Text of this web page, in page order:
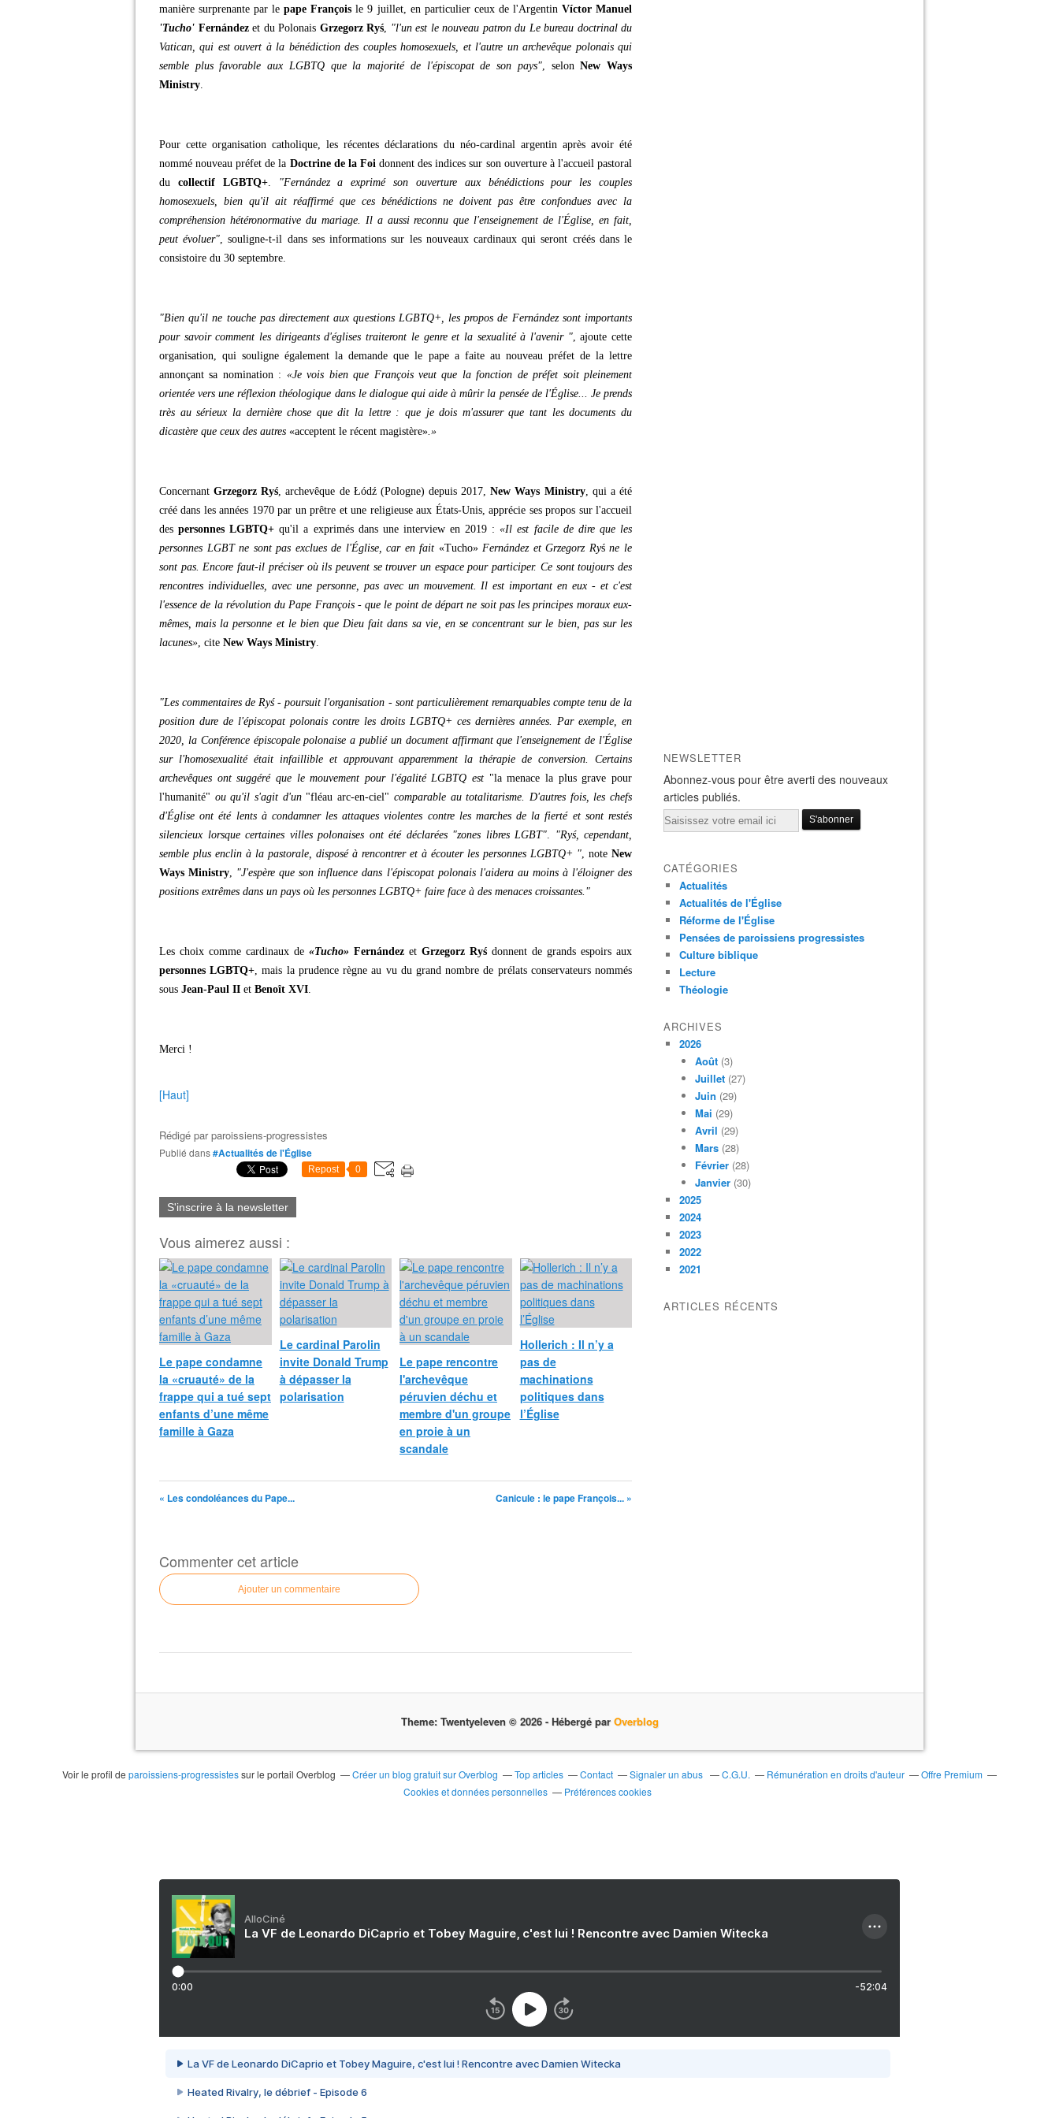
manière surprenante par lepape François le 9 juillet, en particulier ceux de l'Argentin Víctor Manuel
'Tucho' Fernándezet du Polonais Grzegorz Ryś, "l'un est le nouveau patron du Le bureau doctrinal du
Vatican, qui est ouvert à la bénédiction des couples homosexuels, et l'autre un archevêque polonais qui
semble plus favorable aux LGBTQ que la majorité de l'épiscopat de son pays", selonNew Ways
Ministry.
Pour cette organisation catholique, les récentes déclarations du néo-cardinal argentin après avoir été
nommé nouveau préfet de la Doctrine de la Foidonnent des indices sur son ouverture à l'accueil pastoral
du collectif LGBTQ+. "Fernández a exprimé son ouverture aux bénédictions pour les couples
homosexuels, bien qu'il ait réaffirmé que ces bénédictions ne doivent pas être confondues avec la
compréhension hétéronormative du mariage. Il a aussi reconnu que l'enseignement de l'Église, en fait,
peut évoluer", souligne-t-il dans ses informations sur les nouveaux cardinaux qui seront créés dans le
consistoire du 30 septembre.
"Bien qu'il ne touche pas directement aux questions LGBTQ+, les propos de Fernández sont importants
pour savoir comment les dirigeants d'églises traiteront le genre et la sexualité à l'avenir ", ajoute cette
organisation, qui souligne également la demande que le pape a faite au nouveau préfet de la lettre
annonçant sa nomination : «Je vois bien que François veut que la fonction de préfet soit pleinement
orientée vers une réflexion théologique dans le dialogue qui aide à mûrir la pensée de l'Église... Je prends
très au sérieux la dernière chose que dit la lettre : que je dois m'assurer que tant les documents du
dicastère que ceux des autres «acceptent le récent magistère».»
ConcernantGrzegorz Ryś, archevêque de Łódź (Pologne) depuis 2017,New Ways Ministry, qui a été
créé dans les années 1970 par un prêtre et une religieuse aux États-Unis, apprécie ses propos sur l'accueil
despersonnes LGBTQ+ qu'il a exprimés dans une interview en 2019 :«Il est facile de dire que les
personnes LGBT ne sont pas exclues de l'Église, car en fait «Tucho»Fernández et Grzegorz Ryśne le
sont pas. Encore faut-il préciser où ils peuvent se trouver un espace pour participer. Ce sont toujours des
rencontres individuelles, avec une personne, pas avec un mouvement. Il est important en eux - et c'est
l'essence de la révolution du Pape François - que le point de départ ne soit pas les principes moraux eux-
mêmes, mais la personne et le bien que Dieu fait dans sa vie, en se concentrant sur le bien, pas sur les
lacunes», cite New Ways Ministry.
"Les commentaires de Ryś - poursuit l'organisation - sont particulièrement remarquables compte tenu de la
position dure de l'épiscopat polonais contre les droits LGBTQ+ ces dernières années. Par exemple, en
2020, la Conférence épiscopale polonaise a publié un document affirmant que l'enseignement de l'Église
sur l'homosexualité était infaillible et approuvant apparemment la thérapie de conversion. Certains
archevêques ont suggéré que le mouvement pour l'égalité LGBTQ est "la menace la plus grave pour
l'humanité" ou qu'il s'agit d'un "fléau arc-en-ciel" comparable au totalitarisme. D'autres fois, les chefs
d'Église ont été lents à condamner les attaques violentes contre les marches de la fierté et sont restés
silencieux lorsque certaines villes polonaises ont été déclarées "zones libres LGBT". "Ryś, cependant,
semble plus enclin à la pastorale, disposé à rencontrer et à écouter les personnes LGBTQ+ ", note New
Ways Ministry, "J'espère que son influence dans l'épiscopat polonais l'aidera au moins à l'éloigner des
positions extrêmes dans un pays où les personnes LGBTQ+ faire face à des menaces croissantes."
Les choix comme cardinaux de «Tucho» Fernández et Grzegorz Ryś donnent de grands espoirs aux
personnes LGBTQ+, mais la prudence règne au vu du grand nombre de prélats conservateurs nommés
sous Jean-Paul II et Benoît XVI.
Merci !
[Haut]
Rédigé parparoissiens-progressistes
Publié dans#Actualités de l'Église
Repost 0
S'inscrire à la newsletter
Vous aimerez aussi :
Le pape condamne
la «cruauté» de la
frappe qui a tué sept
enfants d’une même
famille à Gaza
Le cardinal Parolin
invite Donald Trump
à dépasser la
polarisation
Le pape rencontre
l'archevêque
péruvien déchu et
membre d'un groupe
en proie à un
scandale
Hollerich : Il n’y a
pas de
machinations
politiques dans
l’Église
« Les condoléances du Pape... Canicule : le pape François... »
Commenter cet article
Ajouter un commentaire
NEWSLETTER
Abonnez-vous pour être averti des nouveaux
articles publiés.
Email
CATÉGORIES
Actualités
Actualités de l'Église
Réforme de l'Église
Pensées de paroissiens progressistes
Culture biblique
Lecture
Théologie
ARCHIVES
2026
Août (3)
Juillet (27)
Juin (29)
Mai (29)
Avril (29)
Mars (28)
Février (28)
Janvier (30)
2025
2024
2023
2022
2021
ARTICLES RÉCENTS
Theme: Twentyeleven © 2026 - Hébergé par Overblog
Voir le profil de paroissiens-progressistessur le portail Overblog Créer un blog gratuit sur Overblog Top articles Contact Signaler un abus C.G.U. Rémunération en droits d'auteur
Offre Premium
Cookies et données personnelles
Préférences cookies
AlloCiné
La VF de Leonardo DiCaprio et Tobey Maguire, c'est lui ! Rencontre avec Damien Witecka
0:00 -52:04
La VF de Leonardo DiCaprio et Tobey Maguire, c'est lui ! Rencontre avec Damien Witecka
Heated Rivalry, le débrief - Episode 6